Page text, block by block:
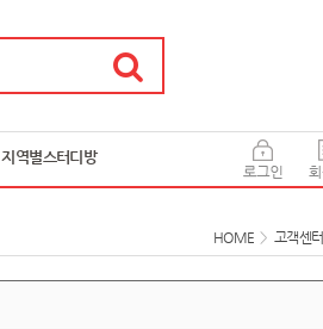
지역별스터디방
HOME > 고객센터